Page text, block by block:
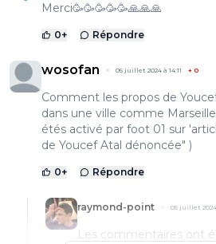
Merci🥳🥳🥳🥳🥳🙏🙏🙏
0+ Répondre
wosofan 05 juillet 2024 à 14:11 + 0
Comment les propos de
dans une ville comme
étés activé par foot 01 sur
de Youcef Atal dénoncée" )
0+ Répondre
raymond-point 05 juillet 2024
Les commentaires ont